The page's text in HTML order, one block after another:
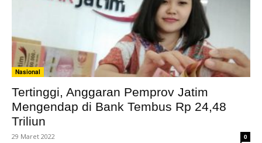
Nasional
Tertinggi, Anggaran Pemprov Jatim
Mengendap di Bank Tembus Rp 24,48
Triliun
29 Maret 2022 0